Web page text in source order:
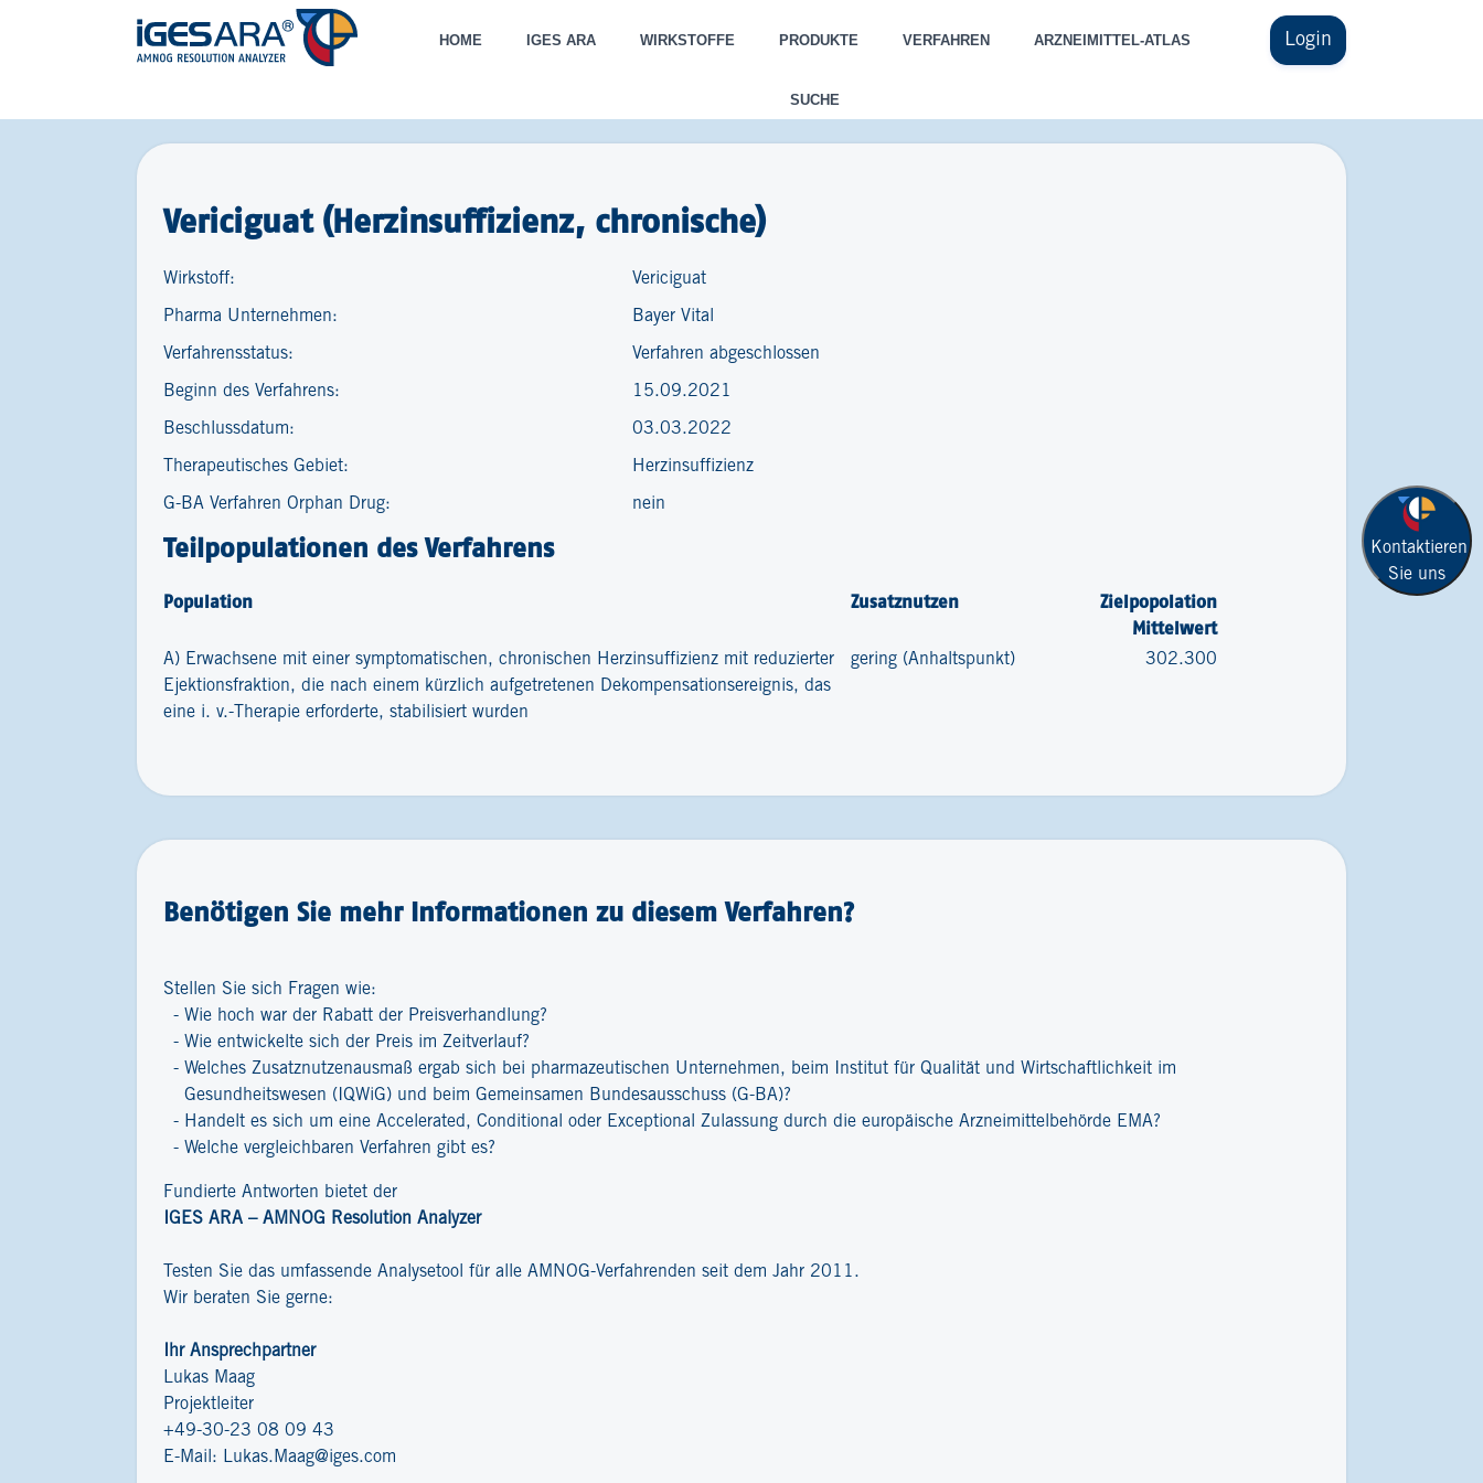
Login
HOME IGES ARA WIRKSTOFFE PRODUKTE VERFAHREN ARZNEIMITTEL-ATLAS
SUCHE
Kontaktieren
Sie uns
Vericiguat (Herzinsuffizienz, chronische)
Wirkstoff: Vericiguat
Pharma Unternehmen: Bayer Vital
Verfahrensstatus: Verfahren abgeschlossen
Beginn des Verfahrens: 15.09.2021
Beschlussdatum: 03.03.2022
Therapeutisches Gebiet: Herzinsuffizienz
G-BA Verfahren Orphan Drug: nein
Teilpopulationen des Verfahrens
Population Zusatznutzen
Zielpopolation
Mittelwert
A) Erwachsene mit einer symptomatischen, chronischen Herzinsuffizienz mit reduzierter
Ejektionsfraktion, die nach einem kürzlich aufgetretenen Dekompensationsereignis, das
eine i. v.-Therapie erforderte, stabilisiert wurden
gering (Anhaltspunkt) 302.300
Benötigen Sie mehr Informationen zu diesem Verfahren?
Stellen Sie sich Fragen wie:
Wie hoch war der Rabatt der Preisverhandlung?
Wie entwickelte sich der Preis im Zeitverlauf?
Welches Zusatznutzenausmaß ergab sich bei pharmazeutischen Unternehmen, beim Institut für Qualität und Wirtschaftlichkeit im
Gesundheitswesen (IQWiG) und beim Gemeinsamen Bundesausschuss (G-BA)?
Handelt es sich um eine Accelerated, Conditional oder Exceptional Zulassung durch die europäische Arzneimittelbehörde EMA?
Welche vergleichbaren Verfahren gibt es?
Fundierte Antworten bietet der
IGES ARA – AMNOG Resolution Analyzer
Testen Sie das umfassende Analysetool für alle AMNOG-Verfahrenden seit dem Jahr 2011.
Wir beraten Sie gerne:
Ihr Ansprechpartner
Lukas Maag
Projektleiter
+49-30-23 08 09 43
E-Mail: Lukas.Maag@iges.com